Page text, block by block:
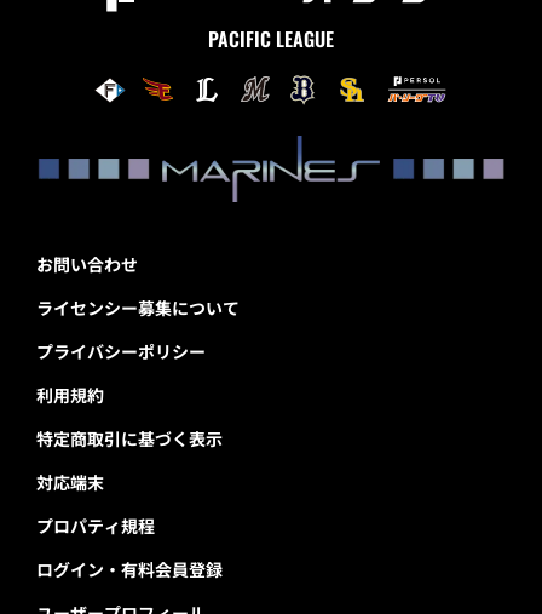
PACIFIC LEAGUE
お問い合わせ
ライセンシー募集について
プライバシーポリシー
利用規約
特定商取引に基づく表示
対応端末
プロパティ規程
ログイン・有料会員登録